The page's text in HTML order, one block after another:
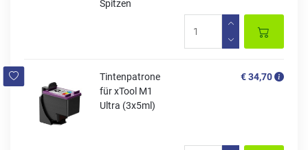
Spitzen
Tintenpatrone
für xTool M1
Ultra (3x5ml)
€ 34,70